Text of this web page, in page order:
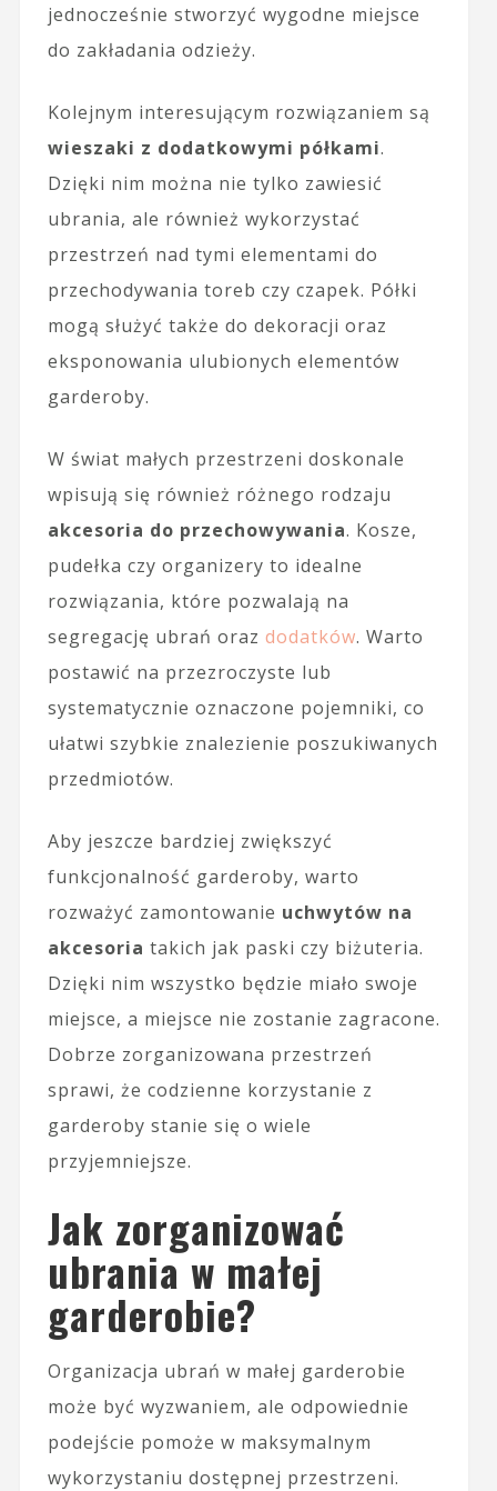
jednocześnie stworzyć wygodne miejsce
do zakładania odzieży.
Kolejnym interesującym rozwiązaniem są
wieszaki z dodatkowymi półkami.
Dzięki nim można nie tylko zawiesić
ubrania, ale również wykorzystać
przestrzeń nad tymi elementami do
przechodywania toreb czy czapek. Półki
mogą służyć także do dekoracji oraz
eksponowania ulubionych elementów
garderoby.
W świat małych przestrzeni doskonale
wpisują się również różnego rodzaju
akcesoria do przechowywania. Kosze,
pudełka czy organizery to idealne
rozwiązania, które pozwalają na
segregację ubrań oraz dodatków. Warto
postawić na przezroczyste lub
systematycznie oznaczone pojemniki, co
ułatwi szybkie znalezienie poszukiwanych
przedmiotów.
Aby jeszcze bardziej zwiększyć
funkcjonalność garderoby, warto
rozważyć zamontowanie uchwytów na
akcesoria takich jak paski czy biżuteria.
Dzięki nim wszystko będzie miało swoje
miejsce, a miejsce nie zostanie zagracone.
Dobrze zorganizowana przestrzeń
sprawi, że codzienne korzystanie z
garderoby stanie się o wiele
przyjemniejsze.
Jak zorganizować
ubrania w małej
garderobie?
Organizacja ubrań w małej garderobie
może być wyzwaniem, ale odpowiednie
podejście pomoże w maksymalnym
wykorzystaniu dostępnej przestrzeni.